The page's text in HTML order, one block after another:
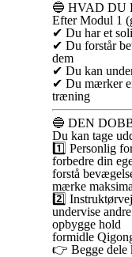
🔵 HVAD DU
Efter Modul 1
✔ Du har et
✔ Du forstår
dem
✔ Du kan
✔ Du mærker
træning
🔵 DEN
Du kan tage
1️⃣ Personlig
forbedre din
forstå
mærke
2️⃣
undervise andre
opbygge hold
formidle
👉 Begge dele